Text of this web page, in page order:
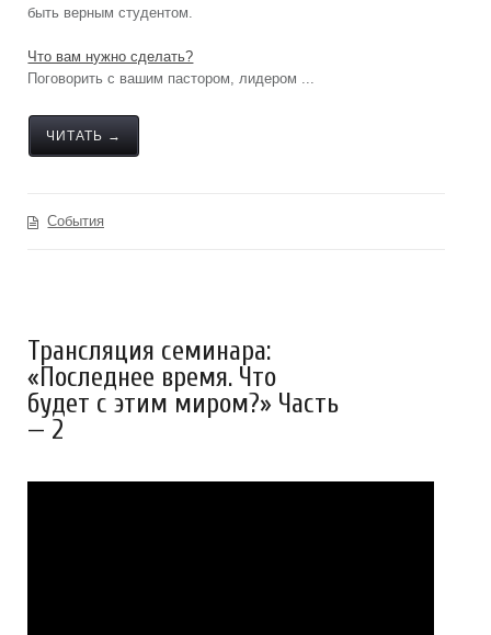
быть верным студентом.
Что вам нужно сделать?
Поговорить с вашим пастором, лидером ...
ЧИТАТЬ →
События
Трансляция семинара:
«Последнее время. Что
будет с этим миром?» Часть
— 2